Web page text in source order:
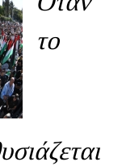
το